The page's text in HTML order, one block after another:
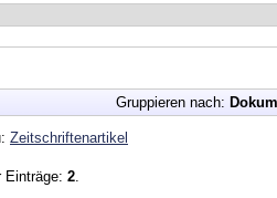
Gruppieren nach:
Zeitschriftenartikel
Einträge: 2